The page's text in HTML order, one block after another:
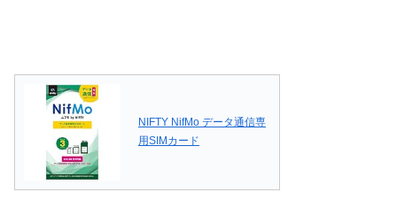
NIFTY NifMo データ通信専
用SIMカード